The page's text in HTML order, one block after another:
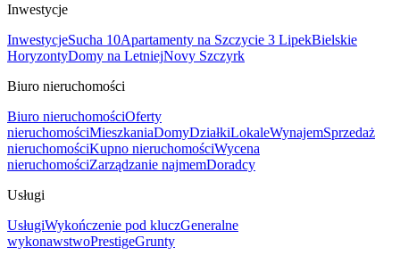
Inwestycje
InwestycjeSucha 10Apartamenty na Szczycie 3 LipekBielskie
HoryzontyDomy na LetniejNovy Szczyrk
Biuro nieruchomości
Biuro nieruchomościOferty
nieruchomościMieszkaniaDomyDziałkiLokaleWynajemSprzedaż
nieruchomościKupno nieruchomościWycena
nieruchomościZarządzanie najmemDoradcy
Usługi
UsługiWykończenie pod kluczGeneralne
wykonawstwoPrestigeGrunty